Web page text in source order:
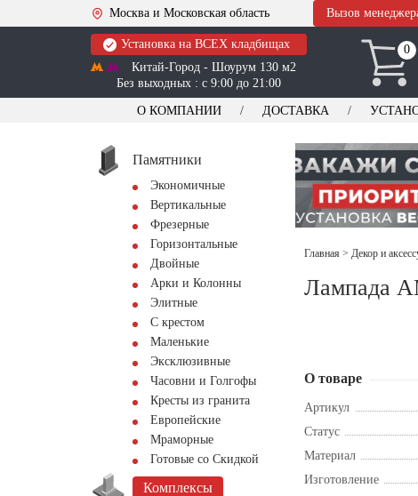
Москва и Московская область Вызов
Установка на ВСЕХ кладбищах
Китай-Город - Шоурум 130 м2
Без выходных : с 9:00 до 21:00
0
0
О КОМПАНИИ ДОСТАВКА
Памятники
Экономичные
Вертикальные
Фрезерные
Горизонтальные
Двойные
Арки и Колонны
Элитные
С крестом
Маленькие
Эксклюзивные
Часовни и Голгофы
Кресты из гранита
Европейские
Мраморные
Готовые со Скидкой
Комплексы
Главная > Декор и
Лампада
О товаре
Артикул
Статус
Материал
Изготовление